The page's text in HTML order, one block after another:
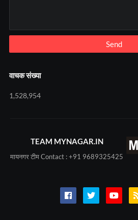
वाचक संख्या
1,528,954
TEAM MYNAGAR.IN
मायनगर टीम Contact : +91 9689325425